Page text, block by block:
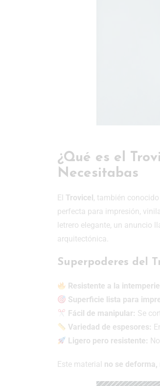
¿Qué es el
Necesitabas
El Trovicel, también
perfecta para impresión,
letrero elegante, un anuncio
arquitectónica.
Superpoderes del
Resistente a la
Superficie lista para
Fácil de manipular: Se
Variedad de espesores:
Ligero pero resistente:
Este material no se deforma,